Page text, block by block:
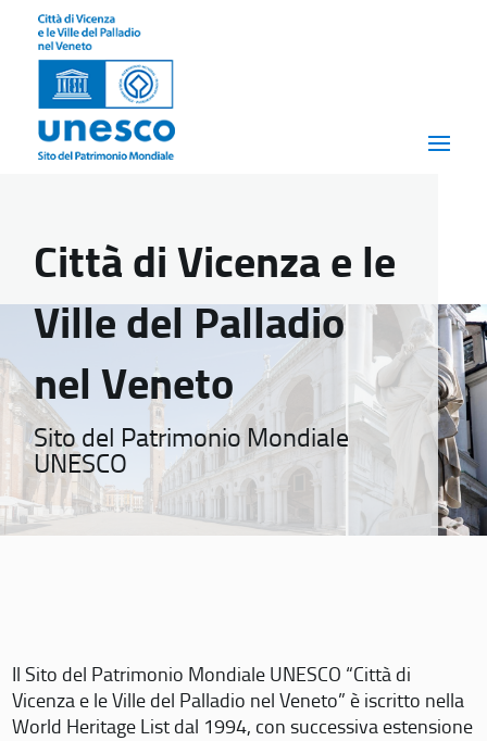
Città di Vicenza e le
Ville del Palladio
nel Veneto
Sito del Patrimonio Mondiale
UNESCO
Il Sito del Patrimonio Mondiale UNESCO “Città di
Vicenza e le Ville del Palladio nel Veneto” è iscritto nella
World Heritage List dal 1994, con successiva estensione